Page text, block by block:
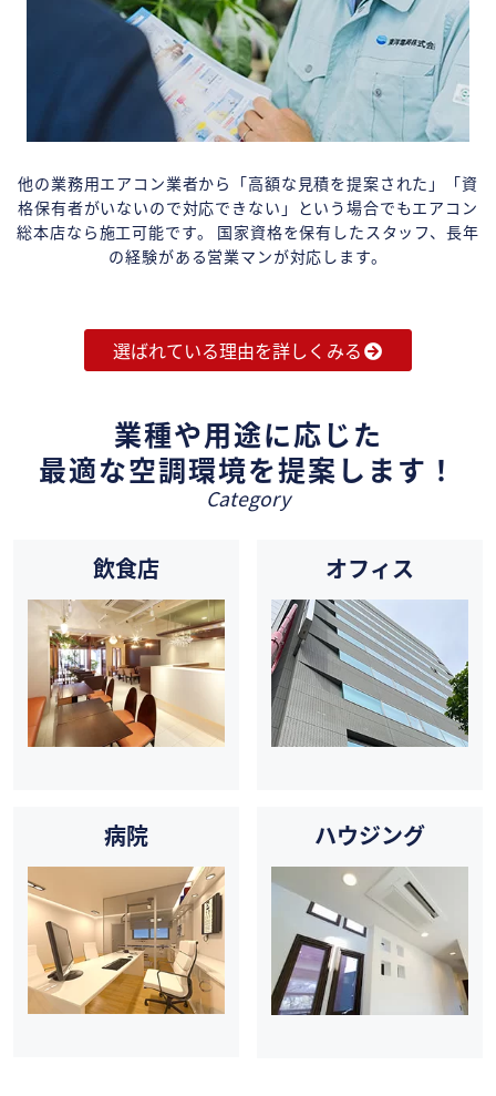
他の業務用エアコン業者から「高額な見積を提案された」「資
格保有者がいないので対応できない」という場合でもエアコン
総本店なら施工可能です。 国家資格を保有したスタッフ、長年
の経験がある営業マンが対応します。
選ばれている理由を詳しくみる
業種や用途に応じた
最適な空調環境を提案します！
Category
飲食店 オフィス
病院 ハウジング